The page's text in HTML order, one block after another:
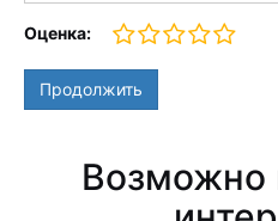
Оценка:
Продолжить
Возможно